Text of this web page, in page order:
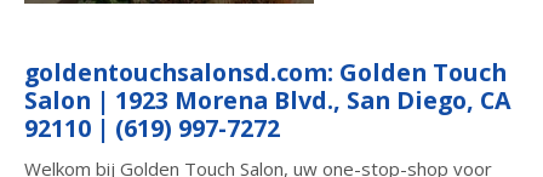
goldentouchsalonsd.com: Golden Touch
Salon | 1923 Morena Blvd., San Diego, CA
92110 | (619) 997-7272
Welkom bij Golden Touch Salon, uw one-stop-shop voor